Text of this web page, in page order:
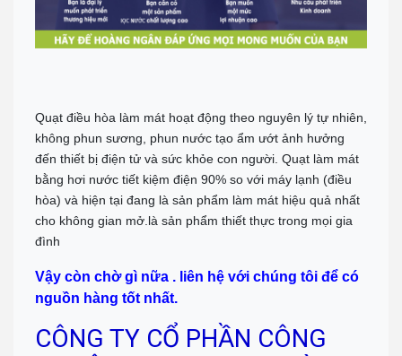
Quạt điều hòa làm mát hoạt động theo nguyên lý tự nhiên,
không phun sương, phun nước tạo ẩm ướt ảnh hưởng
đến thiết bị điện tử và sức khỏe con người. Quạt làm mát
bằng hơi nước tiết kiệm điện 90% so với máy lạnh (điều
hòa) và hiện tại đang là sản phẩm làm mát hiệu quả nhất
cho không gian mở.là sản phẩm thiết thực trong mọi gia
đình
Vậy còn chờ gì nữa . liên hệ với chúng tôi để có
nguồn hàng tốt nhất.
CÔNG TY CỔ PHẦN CÔNG